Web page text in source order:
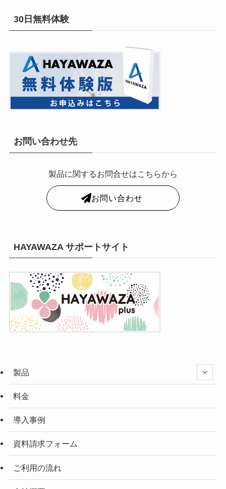
30日無料体験
お問い合わせ先
製品に関するお問合せはこちらから
お問い合わせ
HAYAWAZA サポートサイト
製品
料金
導入事例
資料請求フォーム
ご利用の流れ